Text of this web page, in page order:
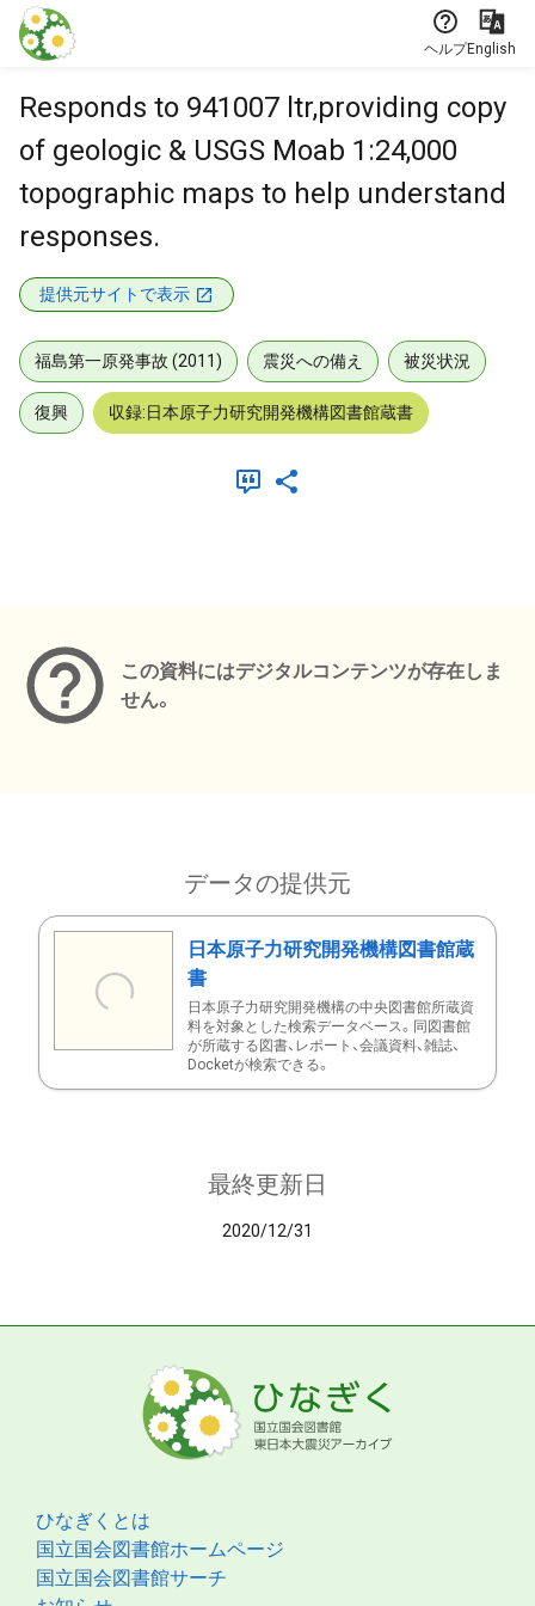
本文に飛ぶ
ヘルプEnglish
Responds to 941007 ltr,providing copy
of geologic & USGS Moab 1:24,000
topographic maps to help understand
responses.
提供元サイトで表示
福島第一原発事故 (2011) 震災への備え 被災状況
復興 収録:日本原子力研究開発機構図書館蔵書
この資料にはデジタルコンテンツが存在しま
せん。
データの提供元
日本原子力研究開発機構図書館蔵
書
日本原子力研究開発機構の中央図書館所蔵資
料を対象とした検索データベース。同図書館
が所蔵する図書、レポート、会議資料、雑誌、
Docketが検索できる。
最終更新日
2020/12/31
ひなぎくとは
国立国会図書館ホームページ
国立国会図書館サーチ